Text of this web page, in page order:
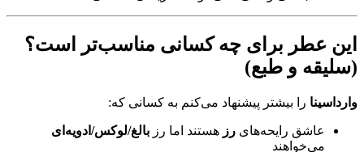
این عطر برای چه کسانی مناسب‌تر است؟
(سلیقه و طبع)
وارداسینا را بیشتر پیشنهاد می‌کنم به کسانی که:
عاشق رایحه‌های رز هستند اما رز بالغ/لوکس/ادویه‌ای
می‌خواهند